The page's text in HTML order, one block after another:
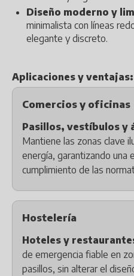
Diseño moderno y
minimalista con líneas
elegante y discreto.
Aplicaciones y ventajas:
Comercios y oficinas
Pasillos, vestíbulos y
Mantiene las zonas clave
energía, garantizando una
cumplimiento de las
Hostelería
Hoteles y
de emergencia fiable en
pasillos, sin alterar el